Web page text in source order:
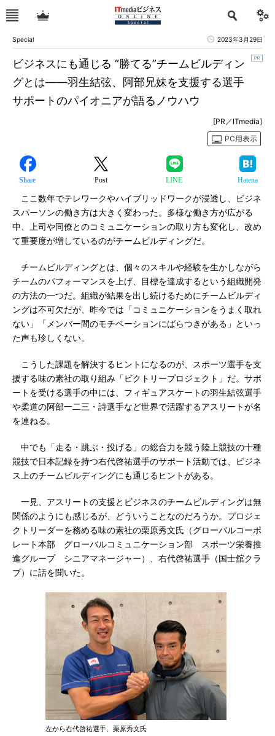
Special 2023年3月29日
ビジネスにも通じる “勝てる”チームビルディン
グとは――羽生結弦、阿部兄妹を支援する選手
サポートのパイオニアが語るノウハウ
[PR／ITmedia]
PC用表示
Share Post LINE Hatena
ここ数年でテレワークやハイブリッドワークが浸透し、ビジネ
スパーソンの働き方は大きく変わった。多様な働き方が広がる
中、上司や同僚とのコミュニケーションの取り方も変化し、改め
て重要度が増しているのがチームビルディングだ。
チームビルディングとは、個々のスキルや経験を生かしながら
チームのパフォーマンスを上げ、目標を達成するという組織開発
の方法の一つだ。組織が結果を出し続けるためにチームビルディ
ングは不可欠だが、昨今では「コミュニケーションをうまく取れ
ない」「メンバー間のモチベーションにばらつきがある」といっ
た声も珍しくない。
こうした課題を解決するヒントになるのが、スポーツ選手を支
援する味の素社の取り組み「ビクトリープロジェクト」だ。サポ
ートを受ける選手の中には、フィギュアスケートの羽生結弦選手
や柔道の阿部一二三・詩選手など世界で活躍するアスリートが名
を連ねる。
中でも「走る・跳ぶ・投げる」の総合力を競う陸上競技の十種
競技で日本記録を持つ右代啓祐選手のサポート活動では、ビジネ
ス上のチームビルディングにも通じるヒントがある。
一見、アスリートの支援とビジネスのチームビルディングは無
関係のようにも感じるが、どういうことなのだろうか。プロジェ
クトリーダーを務める味の素社の栗原秀文氏（グローバルコーポ
レート本部 グローバルコミュニケーション部 スポーツ栄養推
進グループ シニアマネージャー）、右代啓祐選手（国士舘クラ
ブ）に話を聞いた。
左から右代啓祐選手、栗原秀文氏